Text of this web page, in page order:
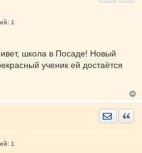
1
школа в Посаде! Новый
ученик ей достаётся
1